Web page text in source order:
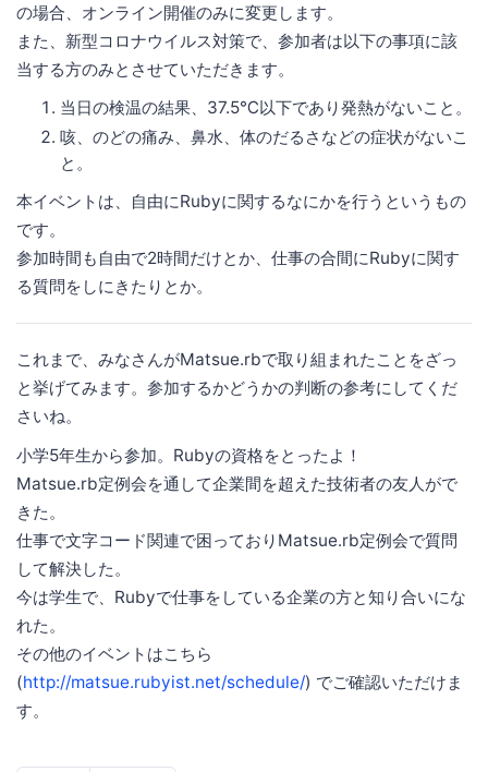
の場合、オンライン開催のみに変更します。
また、新型コロナウイルス対策で、参加者は以下の事項に該
当する方のみとさせていただきます。
当日の検温の結果、37.5℃以下であり発熱がないこと。
咳、のどの痛み、鼻水、体のだるさなどの症状がないこ
と。
本イベントは、自由にRubyに関するなにかを行うというもの
です。
参加時間も自由で2時間だけとか、仕事の合間にRubyに関す
る質問をしにきたりとか。
これまで、みなさんがMatsue.rbで取り組まれたことをざっ
と挙げてみます。参加するかどうかの判断の参考にしてくだ
さいね。
小学5年生から参加。Rubyの資格をとったよ！
Matsue.rb定例会を通して企業間を超えた技術者の友人がで
きた。
仕事で文字コード関連で困っておりMatsue.rb定例会で質問
して解決した。
今は学生で、Rubyで仕事をしている企業の方と知り合いにな
れた。
その他のイベントはこちら
(http://matsue.rubyist.net/schedule/) でご確認いただけま
す。